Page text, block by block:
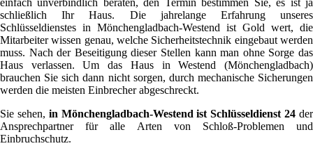
schließlich Ihr Haus. Die jahrelange Erfahrung unseres
Schlüsseldienstes in Mönchengladbach-Westend ist Gold wert, die
Mitarbeiter wissen genau, welche Sicherheitstechnik eingebaut werden
muss. Nach der Beseitigung dieser Stellen kann man ohne Sorge das
Haus verlassen. Um das Haus in Westend (Mönchengladbach)
brauchen Sie sich dann nicht sorgen, durch mechanische Sicherungen
werden die meisten Einbrecher abgeschreckt.
Sie sehen, in Mönchengladbach-Westend ist Schlüsseldienst 24 der
Ansprechpartner für alle Arten von Schloß-Problemen und
Einbruchschutz.